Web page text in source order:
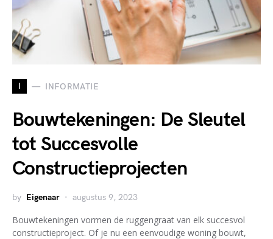
I INFORMATIE
Bouwtekeningen: De Sleutel
tot Succesvolle
Constructieprojecten
by Eigenaar augustus 9, 2023
Bouwtekeningen vormen de ruggengraat van elk succesvol
constructieproject. Of je nu een eenvoudige woning bouwt,